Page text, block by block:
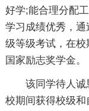
好学;能合理分配
学习成绩优秀，
级等级考试，在
国家励志奖学金。
该同学待人
校期间获得校级